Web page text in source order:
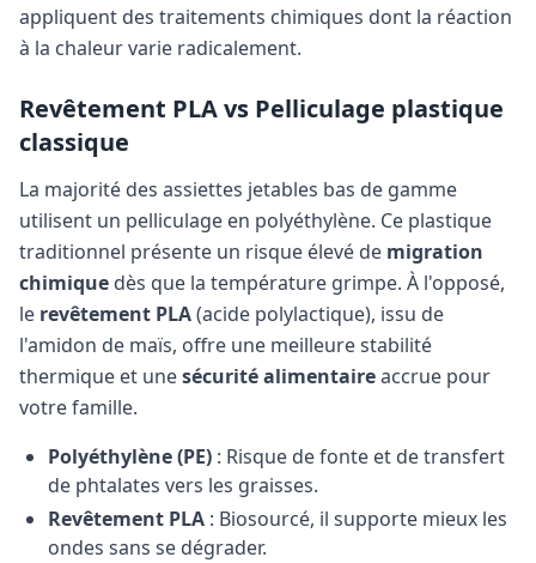
appliquent des traitements chimiques dont la réaction
à la chaleur varie radicalement.
Revêtement PLA vs Pelliculage plastique
classique
La majorité des assiettes jetables bas de gamme
utilisent un pelliculage en polyéthylène. Ce plastique
traditionnel présente un risque élevé de migration
chimique dès que la température grimpe. À l'opposé,
le revêtement PLA(acide polylactique), issu de
l'amidon de maïs, offre une meilleure stabilité
thermique et unesécurité alimentaireaccrue pour
votre famille.
Polyéthylène (PE) : Risque de fonte et de transfert
de phtalates vers les graisses.
Revêtement PLA : Biosourcé, il supporte mieux les
ondes sans se dégrader.